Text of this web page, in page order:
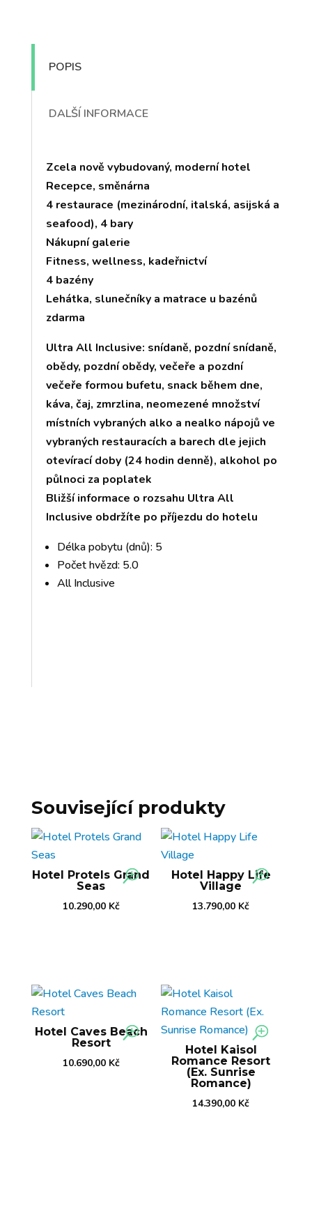
POPIS
DALŠÍ INFORMACE
Zcela nově vybudovaný, moderní hotel
Recepce, směnárna
4 restaurace (mezinárodní, italská, asijská a
seafood), 4 bary
Nákupní galerie
Fitness, wellness, kadeřnictví
4 bazény
Lehátka, slunečníky a matrace u bazénů
zdarma
Ultra All Inclusive: snídaně, pozdní snídaně,
obědy, pozdní obědy, večeře a pozdní
večeře formou bufetu, snack během dne,
káva, čaj, zmrzlina, neomezené množství
místních vybraných alko a nealko nápojů ve
vybraných restauracích a barech dle jejich
otevírací doby (24 hodin denně), alkohol po
půlnoci za poplatek
Bližší informace o rozsahu Ultra All
Inclusive obdržíte po příjezdu do hotelu
Délka pobytu (dnů): 5
Počet hvězd: 5.0
All Inclusive
Související produkty
Hotel Protels Grand
Seas
10.290,00 Kč
Hotel Happy Life
Village
13.790,00 Kč
Hotel Caves Beach
Resort
10.690,00 Kč
Hotel Kaisol
Romance Resort
(Ex. Sunrise
Romance)
14.390,00 Kč